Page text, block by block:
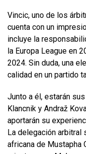
Vincic, uno de los
cuenta con un
incluye la
la Europa League en
2024. Sin duda, una
calidad en un partido
Junto a él, estarán
Klancnik y Andraž
aportarán su
La delegación arbitral
africana de Mustapha